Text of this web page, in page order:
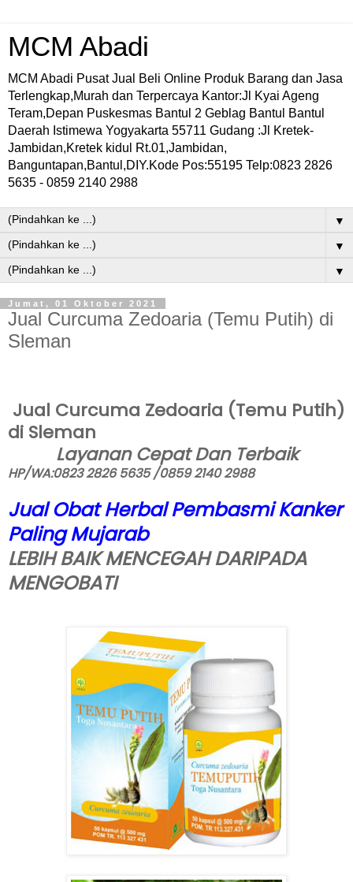
MCM Abadi
MCM Abadi Pusat Jual Beli Online Produk Barang dan Jasa
Terlengkap,Murah dan Terpercaya Kantor:Jl Kyai Ageng
Teram,Depan Puskesmas Bantul 2 Geblag Bantul Bantul
Daerah Istimewa Yogyakarta 55711 Gudang :Jl Kretek-
Jambidan,Kretek kidul Rt.01,Jambidan,
Banguntapan,Bantul,DIY.Kode Pos:55195 Telp:0823 2826
5635 - 0859 2140 2988
▼
▼
▼
Jumat, 01 Oktober 2021
Jual Curcuma Zedoaria (Temu Putih) di
Sleman
Jual Curcuma Zedoaria (Temu Putih)
di Sleman
Layanan Cepat Dan Terbaik
HP/WA:0823 2826 5635 /0859 2140 2988
Jual Obat Herbal Pembasmi Kanker
Paling Mujarab
LEBIH BAIK MENCEGAH DARIPADA
MENGOBATI